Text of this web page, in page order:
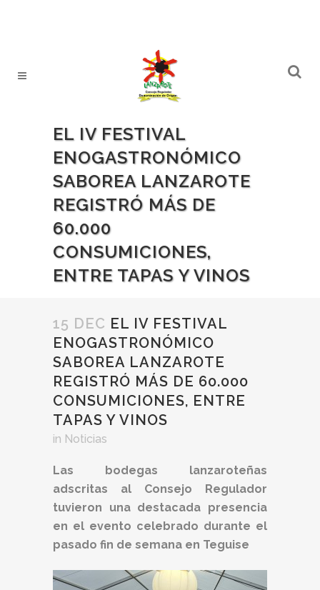
EL IV FESTIVAL
ENOGASTRONÓMICO
SABOREA LANZAROTE
REGISTRÓ MÁS DE
60.000
CONSUMICIONES,
ENTRE TAPAS Y VINOS
15 DEC EL IV FESTIVAL
ENOGASTRONÓMICO
SABOREA LANZAROTE
REGISTRÓ MÁS DE 60.000
CONSUMICIONES, ENTRE
TAPAS Y VINOS
in Noticias
Las bodegas lanzaroteñas
adscritas al Consejo Regulador
tuvieron una destacada presencia
en el evento celebrado durante el
pasado fin de semana en Teguise